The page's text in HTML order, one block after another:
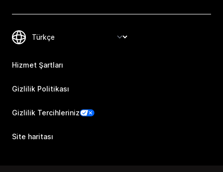
Hizmet Şartları
Gizlilik Politikası
Gizlilik Tercihleriniz
Site haritası